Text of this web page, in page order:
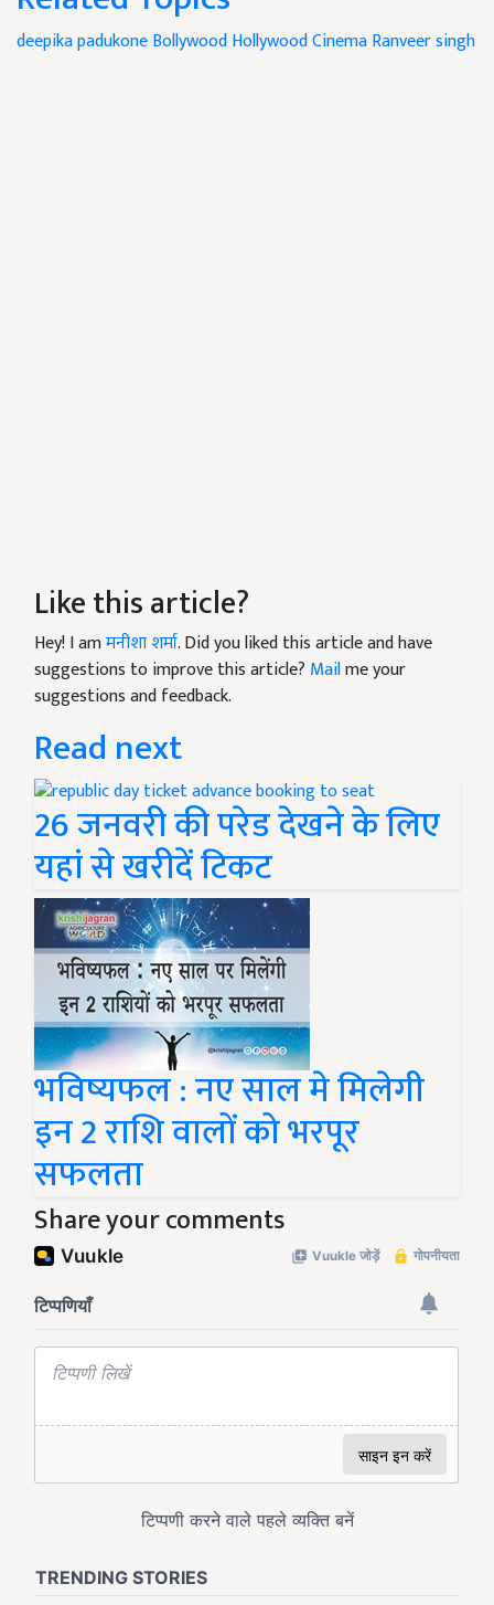
deepika padukoneBollywoodHollywoodCinemaRanveer singh
Like this article?
Hey! I amमनीशा शर्मा. Did you liked this article and have
suggestions to improve this article? Mailme your
suggestions and feedback.
Read next
26 जनवरी की परेड देखने के लिए
यहां से खरीदें टिकट
भविष्यफल : नए साल मे मिलेगी
इन 2 राशि वालों को भरपूर
सफलता
Share your comments